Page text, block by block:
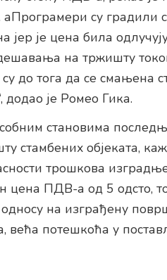
су градили
јер је цена била
на тржишту
до тога да се смањена
додао је Ромео Гика.
становима
стамбених објеката,
трошкова
цена ПДВ-а од 5 одсто,
на изграђену
већа потешкоћа у